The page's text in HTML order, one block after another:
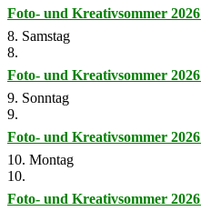
Foto- und Kreativsommer 2026
8. Samstag
8.
Foto- und Kreativsommer 2026
9. Sonntag
9.
Foto- und Kreativsommer 2026
10. Montag
10.
Foto- und Kreativsommer 2026